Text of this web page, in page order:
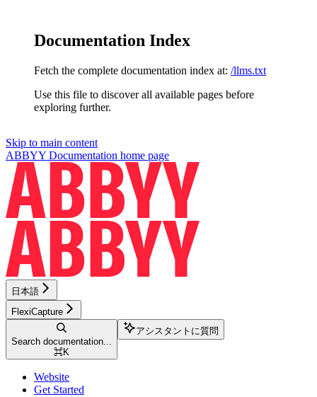
Documentation Index
Fetch the complete documentation index at: /llms.txt
Use this file to discover all available pages before
exploring further.
Skip to main content
ABBYY Documentation home page
日本語
FlexiCapture
Search documentation...
⌘K
アシスタントに質問
Website
Get Started